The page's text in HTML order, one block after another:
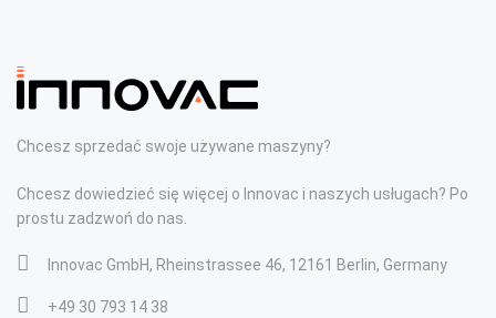
Chcesz sprzedać swoje używane maszyny?
Chcesz dowiedzieć się więcej o Innovac i naszych usługach? Po
prostu zadzwoń do nas.
Innovac GmbH, Rheinstrassee 46, 12161 Berlin, Germany
+49 30 793 14 38